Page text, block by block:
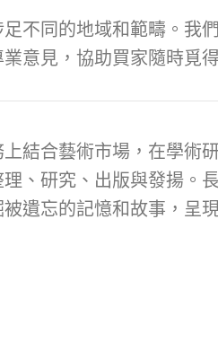
不同的地域和範疇。我
意見，協助買家隨時覓
結合藝術市場，在學
、研究、出版與發揚。
遺忘的記憶和故事，呈